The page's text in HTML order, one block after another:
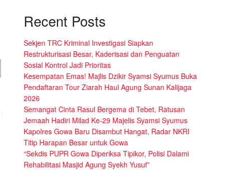
Recent Posts
Sekjen TRC Kriminal Investigasi Siapkan
Restrukturisasi Besar, Kaderisasi dan Penguatan
Sosial Kontrol Jadi Prioritas
Kesempatan Emas! Majlis Dzikir Syamsi Syumus Buka
Pendaftaran Tour Ziarah Haul Agung Sunan Kalijaga
2026
Semangat Cinta Rasul Bergema di Tebet, Ratusan
Jemaah Hadiri Milad Ke-29 Majelis Syamsi Syumus
Kapolres Gowa Baru Disambut Hangat, Radar NKRI
Titip Harapan Besar untuk Gowa
“Sekdis PUPR Gowa Diperiksa Tipikor, Polisi Dalami
Rehabilitasi Masjid Agung Syekh Yusuf”